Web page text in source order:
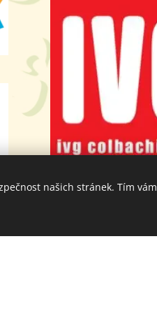
našich stránek. Tím vám